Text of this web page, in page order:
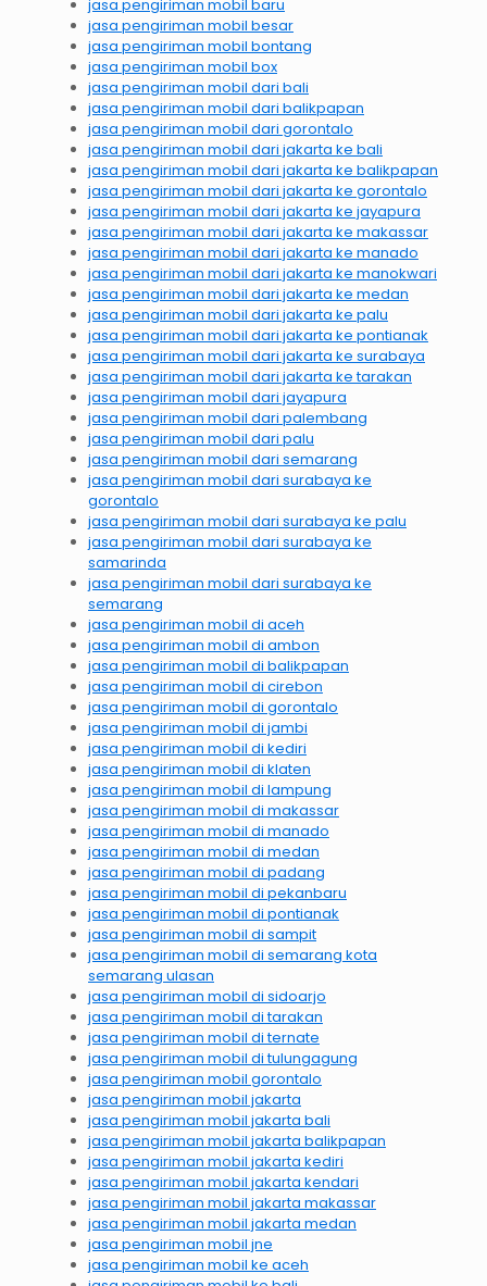
jasa pengiriman mobil baru
jasa pengiriman mobil besar
jasa pengiriman mobil bontang
jasa pengiriman mobil box
jasa pengiriman mobil dari bali
jasa pengiriman mobil dari balikpapan
jasa pengiriman mobil dari gorontalo
jasa pengiriman mobil dari jakarta ke bali
jasa pengiriman mobil dari jakarta ke balikpapan
jasa pengiriman mobil dari jakarta ke gorontalo
jasa pengiriman mobil dari jakarta ke jayapura
jasa pengiriman mobil dari jakarta ke makassar
jasa pengiriman mobil dari jakarta ke manado
jasa pengiriman mobil dari jakarta ke manokwari
jasa pengiriman mobil dari jakarta ke medan
jasa pengiriman mobil dari jakarta ke palu
jasa pengiriman mobil dari jakarta ke pontianak
jasa pengiriman mobil dari jakarta ke surabaya
jasa pengiriman mobil dari jakarta ke tarakan
jasa pengiriman mobil dari jayapura
jasa pengiriman mobil dari palembang
jasa pengiriman mobil dari palu
jasa pengiriman mobil dari semarang
jasa pengiriman mobil dari surabaya ke
gorontalo
jasa pengiriman mobil dari surabaya ke palu
jasa pengiriman mobil dari surabaya ke
samarinda
jasa pengiriman mobil dari surabaya ke
semarang
jasa pengiriman mobil di aceh
jasa pengiriman mobil di ambon
jasa pengiriman mobil di balikpapan
jasa pengiriman mobil di cirebon
jasa pengiriman mobil di gorontalo
jasa pengiriman mobil di jambi
jasa pengiriman mobil di kediri
jasa pengiriman mobil di klaten
jasa pengiriman mobil di lampung
jasa pengiriman mobil di makassar
jasa pengiriman mobil di manado
jasa pengiriman mobil di medan
jasa pengiriman mobil di padang
jasa pengiriman mobil di pekanbaru
jasa pengiriman mobil di pontianak
jasa pengiriman mobil di sampit
jasa pengiriman mobil di semarang kota
semarang ulasan
jasa pengiriman mobil di sidoarjo
jasa pengiriman mobil di tarakan
jasa pengiriman mobil di ternate
jasa pengiriman mobil di tulungagung
jasa pengiriman mobil gorontalo
jasa pengiriman mobil jakarta
jasa pengiriman mobil jakarta bali
jasa pengiriman mobil jakarta balikpapan
jasa pengiriman mobil jakarta kediri
jasa pengiriman mobil jakarta kendari
jasa pengiriman mobil jakarta makassar
jasa pengiriman mobil jakarta medan
jasa pengiriman mobil jne
jasa pengiriman mobil ke aceh